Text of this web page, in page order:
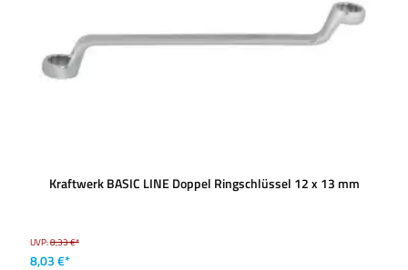
Kraftwerk BASIC LINE Doppel Ringschlüssel 12 x 13 mm
UVP:8,33 €*
8,03 €*